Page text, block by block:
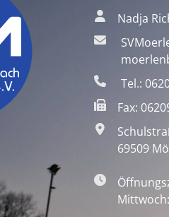
Nadja
Tel.:
Fax:
69509